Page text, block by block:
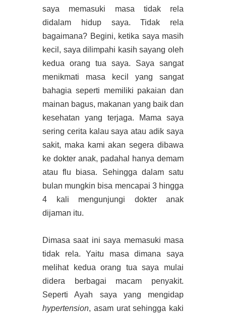
saya memasuki masa tidak rela
didalam hidup saya. Tidak rela
bagaimana? Begini, ketika saya masih
kecil, saya dilimpahi kasih sayang oleh
kedua orang tua saya. Saya sangat
menikmati masa kecil yang sangat
bahagia seperti memiliki pakaian dan
mainan bagus, makanan yang baik dan
kesehatan yang terjaga. Mama saya
sering cerita kalau saya atau adik saya
sakit, maka kami akan segera dibawa
ke dokter anak, padahal hanya demam
atau flu biasa. Sehingga dalam satu
bulan mungkin bisa mencapai 3 hingga
4 kali mengunjungi dokter anak
dijaman itu.
Dimasa saat ini saya memasuki masa
tidak rela. Yaitu masa dimana saya
melihat kedua orang tua saya mulai
didera berbagai macam penyakit.
Seperti Ayah saya yang mengidap
hypertension, asam urat sehingga kaki